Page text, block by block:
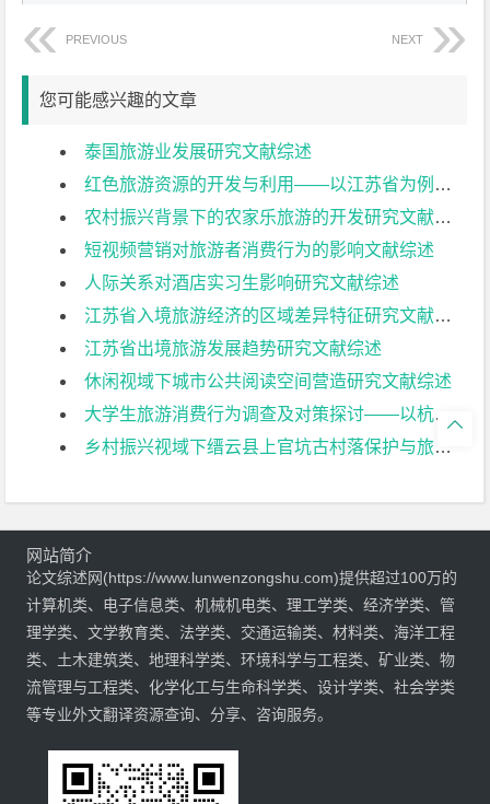
PREVIOUS NEXT
您可能感兴趣的文章
泰国旅游业发展研究文献综述
红色旅游资源的开发与利用——以江苏省为例文献综述
农村振兴背景下的农家乐旅游的开发研究文献综述
短视频营销对旅游者消费行为的影响文献综述
人际关系对酒店实习生影响研究文献综述
江苏省入境旅游经济的区域差异特征研究文献综述
江苏省出境旅游发展趋势研究文献综述
休闲视域下城市公共阅读空间营造研究文献综述
大学生旅游消费行为调查及对策探讨——以杭州师范大学为例文献综述
乡村振兴视域下缙云县上官坑古村落保护与旅游开发研究文献综述

网站简介
论文综述网(https://www.lunwenzongshu.com)提供超过100万的
计算机类、电子信息类、机械机电类、理工学类、经济学类、管
理学类、文学教育类、法学类、交通运输类、材料类、海洋工程
类、土木建筑类、地理科学类、环境科学与工程类、矿业类、物
流管理与工程类、化学化工与生命科学类、设计学类、社会学类
等专业外文翻译资源查询、分享、咨询服务。